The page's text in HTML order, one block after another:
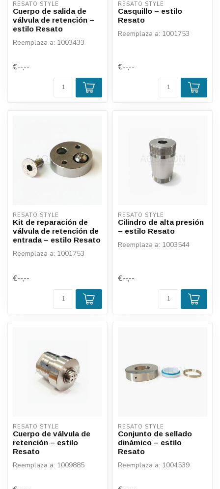
RESATO STYLE
Cuerpo de salida de
válvula de retención –
estilo Resato
Reemplaza a: 1003433
€--,--
RESATO STYLE
Casquillo – estilo
Resato
Reemplaza a: 1001753
€--,--
RESATO STYLE
Kit de reparación de
válvula de retención de
entrada – estilo Resato
Reemplaza a: 1001753
€--,--
RESATO STYLE
Cilindro de alta presión
– estilo Resato
Reemplaza a: 1003544
€--,--
RESATO STYLE
Cuerpo de válvula de
retención – estilo
Resato
Reemplaza a: 1009885
RESATO STYLE
Conjunto de sellado
dinámico – estilo
Resato
Reemplaza a: 1004539